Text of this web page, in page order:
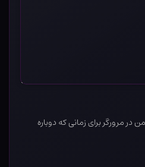
در مرورگر برای زمانی که دوباره